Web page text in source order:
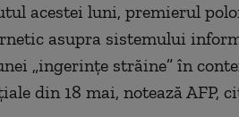
acestei luni, premierul
asupra sistemului
„ingerinţe străine” în
din 18 mai, notează AFP,